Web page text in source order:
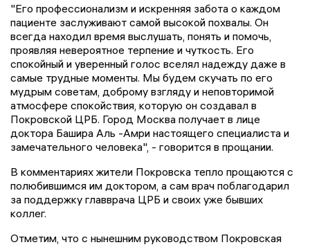
"Его профессионализм и искренняя забота о каждом
пациенте заслуживают самой высокой похвалы. Он
всегда находил время выслушать, понять и помочь,
проявляя невероятное терпение и чуткость. Его
спокойный и уверенный голос вселял надежду даже в
самые трудные моменты. Мы будем скучать по его
мудрым советам, доброму взгляду и неповторимой
атмосфере спокойствия, которую он создавал в
Покровской ЦРБ. Город Москва получает в лице
доктора Башира Аль -Амри настоящего специалиста и
замечательного человека", - говорится в прощании.
В комментариях жители Покровска тепло прощаются с
полюбившимся им доктором, а сам врач поблагодарил
за поддержку главврача ЦРБ и своих уже бывших
коллег.
Отметим, что с нынешним руководством Покровская